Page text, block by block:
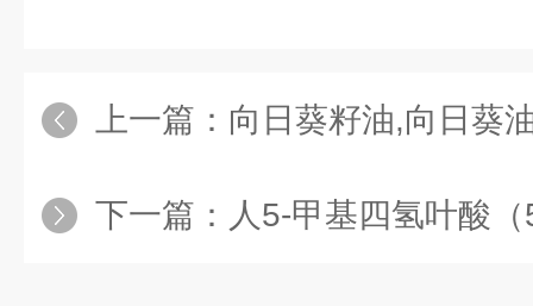
上一篇： 向日葵籽油,向日葵
下一篇： 人5-甲基四氢叶酸（5-